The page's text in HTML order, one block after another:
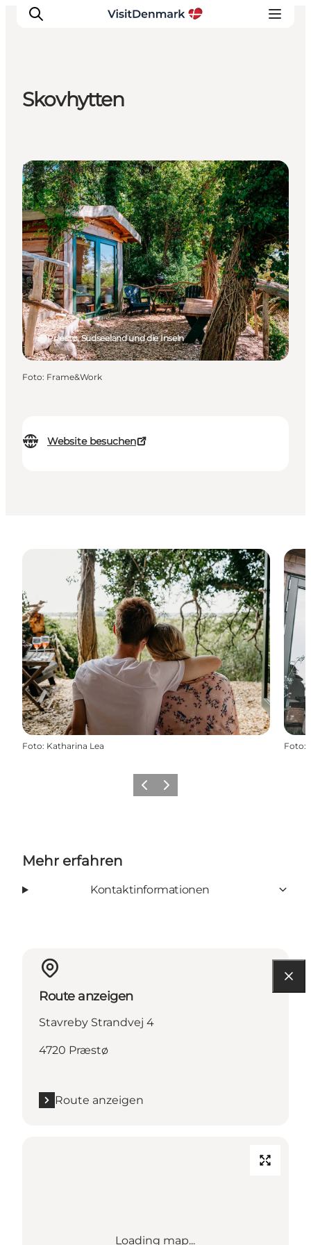
Erlebnisse
Unterkünfte
Reiseplanung
Skovhytten
Website besuchen
Præstø, Südseeland und die Inseln
Bed & Breakfast
Foto: Frame&Work
Foto: Katharina Lea Foto:
ZurückWeiter
Mehr erfahren
Kontaktinformationen
Route anzeigen
Stavreby Strandvej 4
4720 Præstø
Route anzeigen
Loading map...